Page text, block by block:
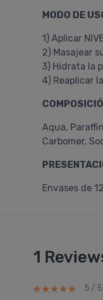
MODO DE
1) Aplicar
2) Masajear
3) Hidrata la
4) Reaplicar
Aqua,
Carbomer,
Envases de
1
5 /